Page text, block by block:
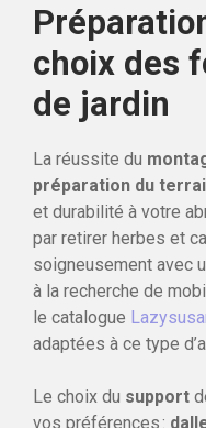
choix des
de jardin
La réussite du
préparation du
et durabilité à votre
par retirer herbes et
soigneusement avec
à la recherche de
le catalogue
adaptées à ce type
Le choix du support
vos préférences :